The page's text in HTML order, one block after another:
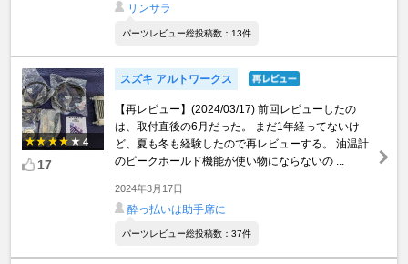
リンサラ
パーツレビュー総投稿数：13件
4
17
スズキ アルトワークス
【再レビュー】(2024/03/17) 前回レビューしたの
は、取付直後の6月だった。 まだ1年経ってないけ
ど、夏も冬も経験したので再レビューする。 油温計
のピークホールド機能が使い物にならないの ...
2024年3月17日
酔っ払いは助手席に
パーツレビュー総投稿数：37件